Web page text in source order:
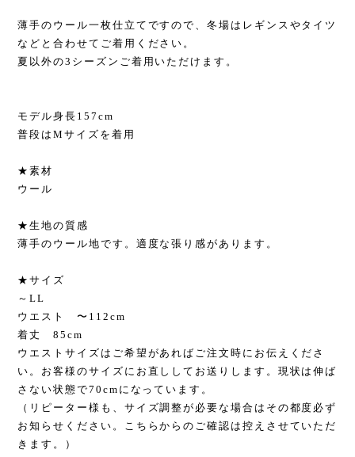
薄手のウール一枚仕立てですので、冬場はレギンスやタイツ
などと合わせてご着用ください。
夏以外の3シーズンご着用いただけます。
モデル身長157cm
普段はMサイズを着用
★素材
ウール
★生地の質感
薄手のウール地です。適度な張り感があります。
★サイズ
～LL
ウエスト 〜112cm
着丈 85cm
ウエストサイズはご希望があればご注文時にお伝えくださ
い。お客様のサイズにお直ししてお送りします。現状は伸ば
さない状態で70cmになっています。
（リピーター様も、サイズ調整が必要な場合はその都度必ず
お知らせください。こちらからのご確認は控えさせていただ
きます。）